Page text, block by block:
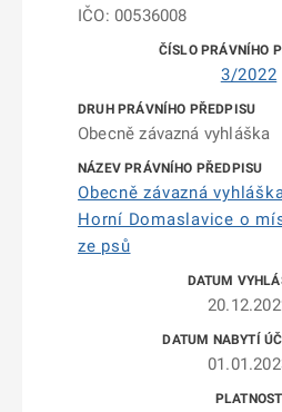
IČO: 00536008
3/2022
Obecně závazná vyhláška
Obecně závazná
Horní Domaslavice o
ze psů